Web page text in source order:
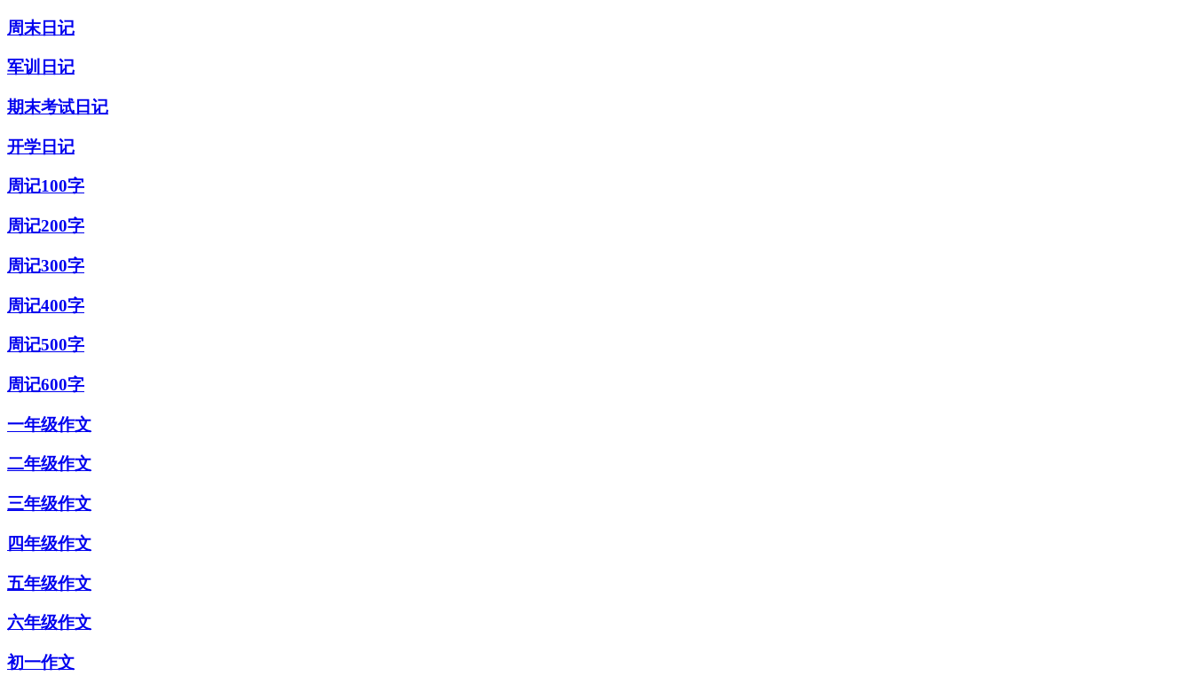
周末日记
军训日记
期末考试日记
开学日记
周记100字
周记200字
周记300字
周记400字
周记500字
周记600字
一年级作文
二年级作文
三年级作文
四年级作文
五年级作文
六年级作文
初一作文